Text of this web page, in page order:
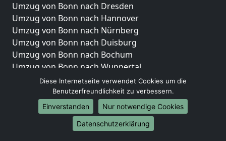
Umzug von Bonn nach Dresden
Umzug von Bonn nach Hannover
Umzug von Bonn nach Nürnberg
Umzug von Bonn nach Duisburg
Umzug von Bonn nach Bochum
Umzug von Bonn nach Wuppertal
Umzug von Bonn nach Bielefeld
Umzug von Bonn nach Bonn
Umzug von Bonn nach Münster
Internationale-Umzüge
Diese Internetseite verwendet Cookies um die
Benutzerfreundlichkeit zu verbessern.
Einverstanden
Nur notwendige Cookies
Datenschutzerklärung